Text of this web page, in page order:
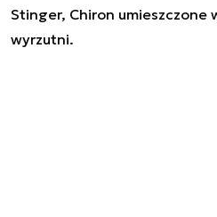
Stinger, Chiron umieszczone
wyrzutni.